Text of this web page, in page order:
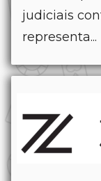
judiciais
representa...